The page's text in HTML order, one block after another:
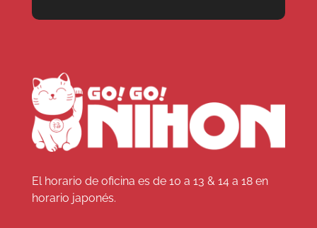
El horario de oficina es de 10 a 13 & 14 a 18 en
horario japonés.